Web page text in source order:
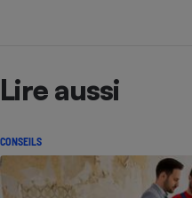
Lire aussi
CONSEILS